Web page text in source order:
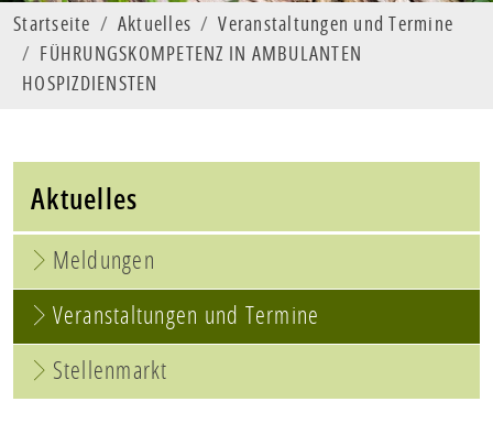
Startseite Aktuelles
Veranstaltungen und Termine
FÜHRUNGSKOMPETENZ IN AMBULANTEN
HOSPIZDIENSTEN
Aktuelles
Meldungen
Veranstaltungen und Termine
Stellenmarkt